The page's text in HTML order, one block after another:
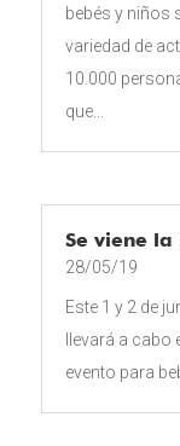
bebés y niños
variedad de
10.000
que...
Se viene la
28/05/19
Este 1 y 2 de
llevará a
evento para